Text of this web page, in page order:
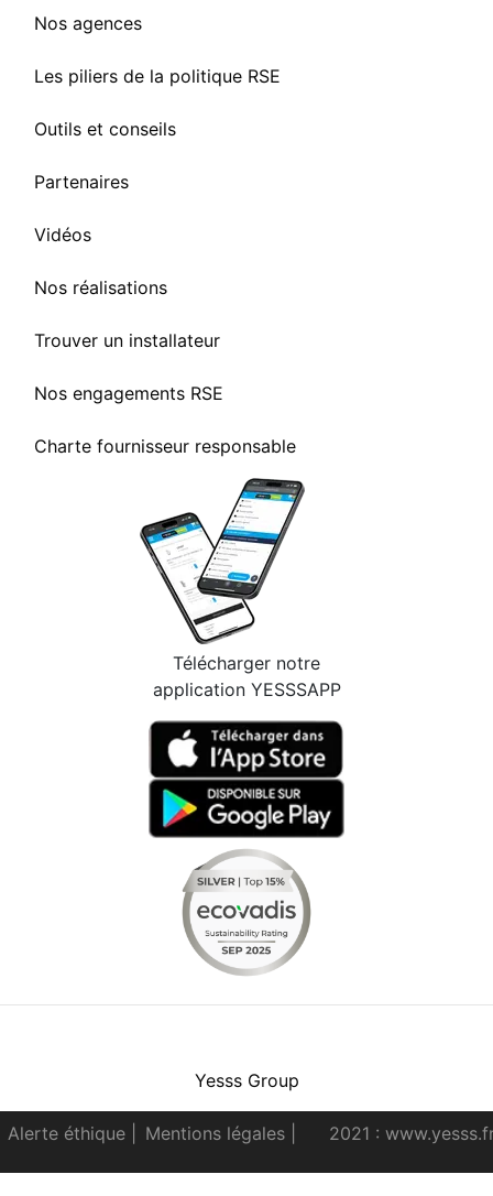
Nos agences
Les piliers de la politique RSE
Outils et conseils
Partenaires
Vidéos
Nos réalisations
Trouver un installateur
Nos engagements RSE
Charte fournisseur responsable
Télécharger notre
application YESSSAPP
Yesss Group
Alerte éthique Mentions légales 2021 :